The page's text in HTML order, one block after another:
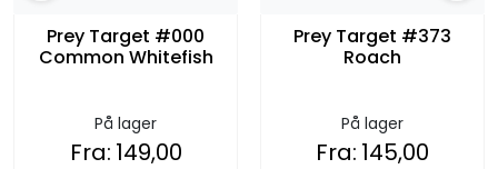
Prey Target #000
Common Whitefish
På lager
Fra: 149,00
Prey Target #373
Roach
På lager
Fra: 145,00